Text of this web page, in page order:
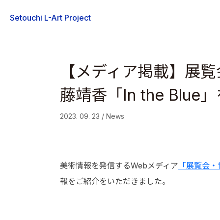
Setouchi L-Art Project
【メディア掲載】展
藤靖香「In the Blue
2023. 09. 23 / News
美術情報を発信するWebメディア 「展覧会
報をご紹介をいただきました。